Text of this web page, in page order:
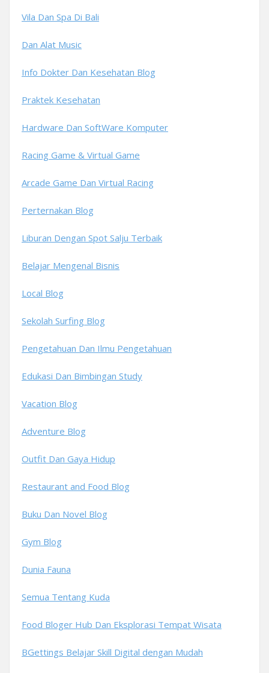
Vila Dan Spa Di Bali
Dan Alat Music
Info Dokter Dan Kesehatan Blog
Praktek Kesehatan
Hardware Dan SoftWare Komputer
Racing Game & Virtual Game
Arcade Game Dan Virtual Racing
Perternakan Blog
Liburan Dengan Spot Salju Terbaik
Belajar Mengenal Bisnis
Local Blog
Sekolah Surfing Blog
Pengetahuan Dan Ilmu Pengetahuan
Edukasi Dan Bimbingan Study
Vacation Blog
Adventure Blog
Outfit Dan Gaya Hidup
Restaurant and Food Blog
Buku Dan Novel Blog
Gym Blog
Dunia Fauna
Semua Tentang Kuda
Food Bloger Hub Dan Eksplorasi Tempat Wisata
BGettings Belajar Skill Digital dengan Mudah